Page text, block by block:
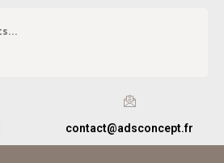
contact@adsconcept.fr